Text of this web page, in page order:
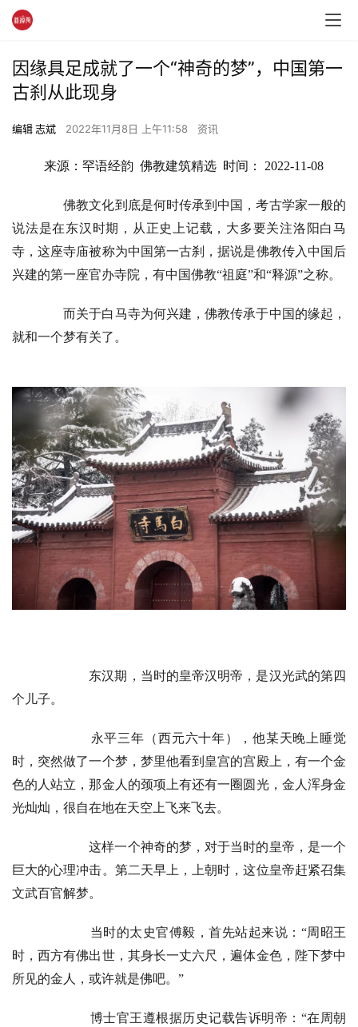
因缘具足成就了一个“神奇的梦”，中国第一
古刹从此现身
编辑 志斌 2022年11月8日 上午11:58 资讯
来源：罕语经韵  佛教建筑精选  时间： 2022-11-08
佛教文化到底是何时传承到中国，考古学家一般的
说法是在东汉时期，从正史上记载，大多要关注洛阳白马
寺，这座寺庙被称为中国第一古刹，据说是佛教传入中国后
兴建的第一座官办寺院，有中国佛教“祖庭”和“释源”之称。
而关于白马寺为何兴建，佛教传承于中国的缘起，
就和一个梦有关了。
东汉期，当时的皇帝汉明帝，是汉光武的第四
个儿子。
永平三年（西元六十年），他某天晚上睡觉
时，突然做了一个梦，梦里他看到皇宫的宫殿上，有一个金
色的人站立，那金人的颈项上有还有一圈圆光，金人浑身金
光灿灿，很自在地在天空上飞来飞去。
这样一个神奇的梦，对于当时的皇帝，是一个
巨大的心理冲击。第二天早上，上朝时，这位皇帝赶紧召集
文武百官解梦。
当时的太史官傅毅，首先站起来说：“周昭王
时，西方有佛出世，其身长一丈六尺，遍体金色，陛下梦中
所见的金人，或许就是佛吧。”
博士官王遵根据历史记载告诉明帝：“在周朝